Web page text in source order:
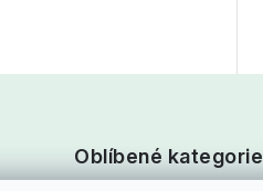
Oblíbené kategorie